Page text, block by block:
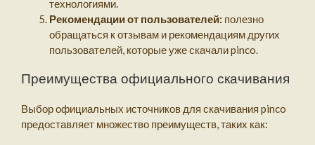
технологиями.
Рекомендации от пользователей: полезно
обращаться к отзывам и рекомендациям других
пользователей, которые уже скачали pinco.
Преимущества официального скачивания
Выбор официальных источников для скачивания pinco
предоставляет множество преимуществ, таких как: